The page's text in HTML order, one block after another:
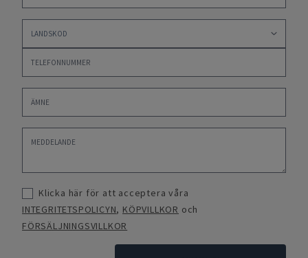
Klicka här för att acceptera våra
INTEGRITETSPOLICYN, KÖPVILLKOR och
FÖRSÄLJNINGSVILLKOR